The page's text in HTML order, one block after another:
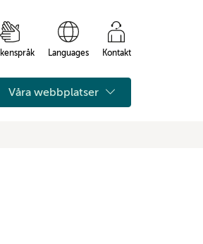
Languages Kontakt
Våra webbplatser